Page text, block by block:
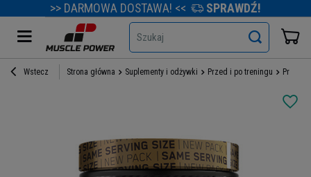
>> DARMOWA DOSTAWA! << SPRAWDŹ!
Szukaj
Wstecz Strona główna Suplementy i odżywki Przed i po treningu